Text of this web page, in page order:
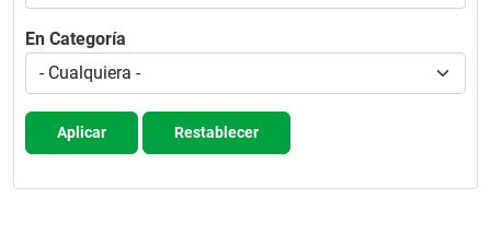
En Categoría
Aplicar Restablecer